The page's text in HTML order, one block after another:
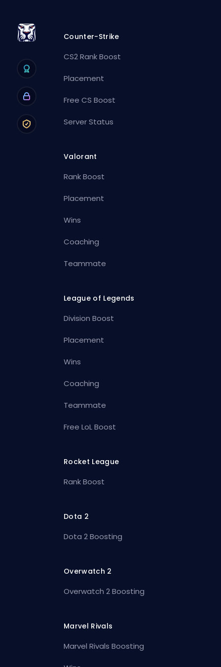
Counter-Strike
CS2 Rank Boost
Placement
Free CS Boost
Server Status
Valorant
Rank Boost
Placement
Wins
Coaching
Teammate
League of Legends
Division Boost
Placement
Wins
Coaching
Teammate
Free LoL Boost
Rocket League
Rank Boost
Dota 2
Dota 2 Boosting
Overwatch 2
Overwatch 2 Boosting
Marvel Rivals
Marvel Rivals Boosting